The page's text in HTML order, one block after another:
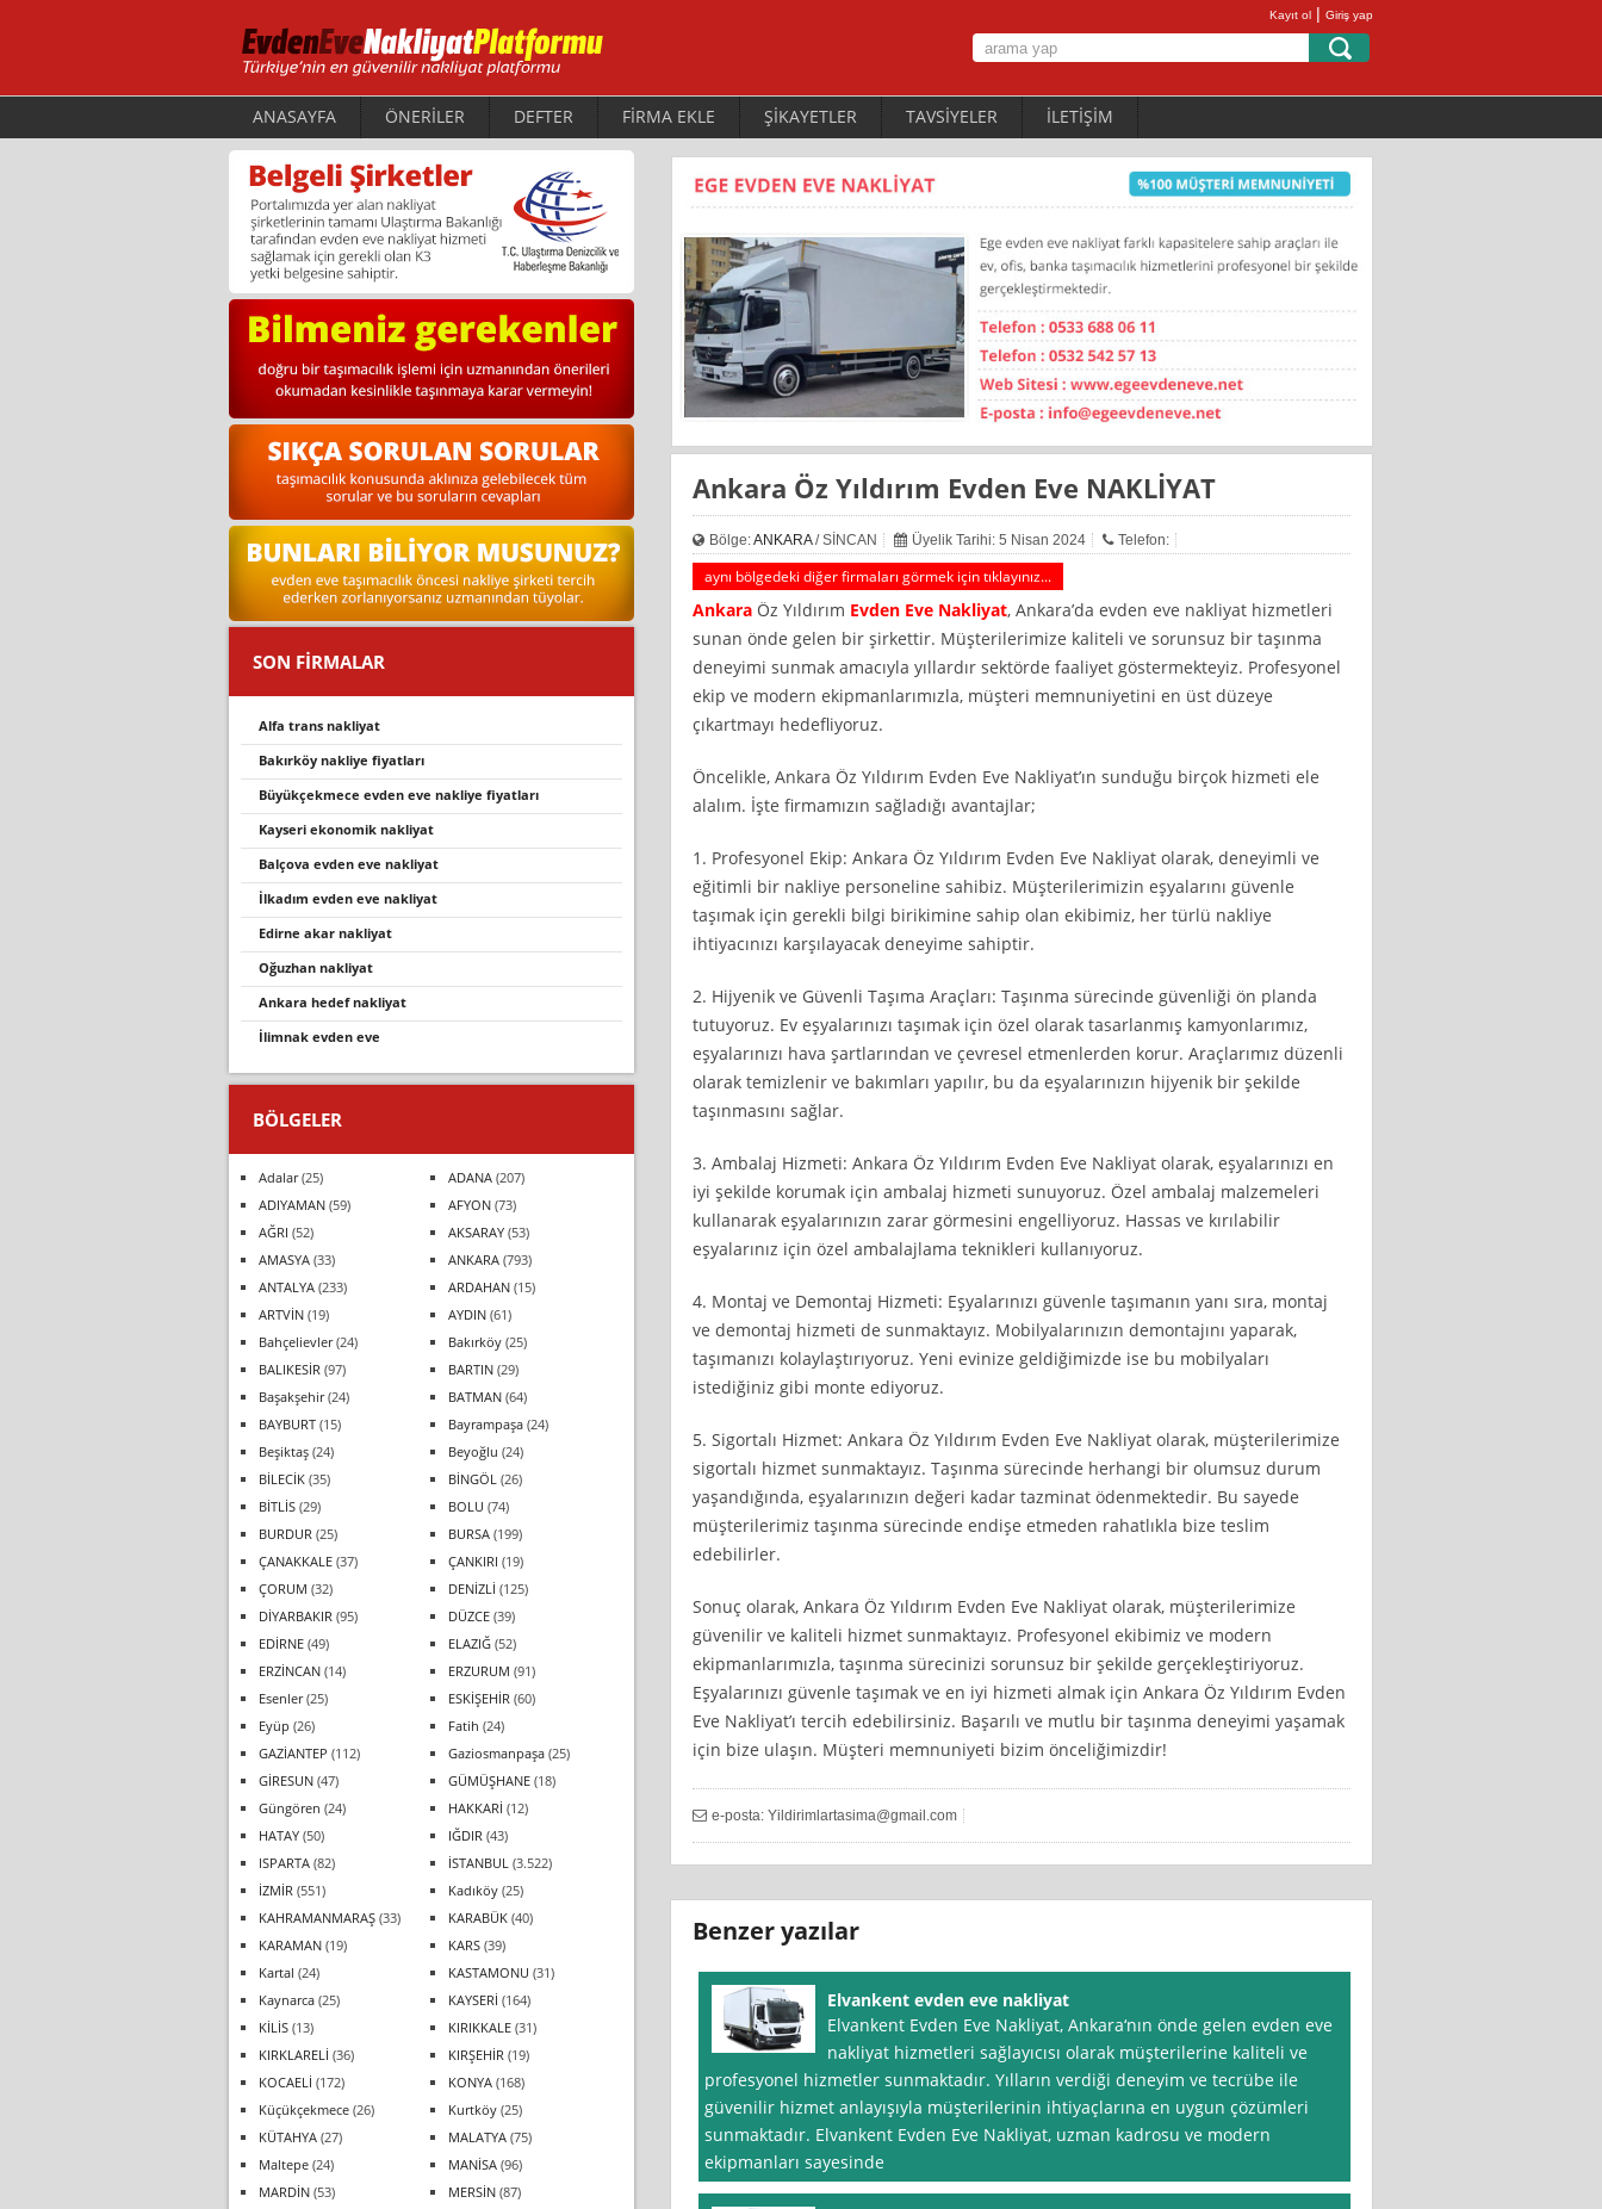
Kayıt ol | Giriş yap
ANASAYFA ÖNERİLER DEFTER FİRMA EKLE ŞİKAYETLER TAVSİYELER İLETİŞİM
Ankara Öz Yıldırım Evden Eve NAKLİYAT
Bölge:ANKARA/ SİNCAN Üyelik Tarihi: 5 Nisan 2024 Telefon:
aynı bölgedeki diğer firmaları görmek için tıklayınız...
AnkaraÖz Yıldırım Evden Eve Nakliyat, Ankara’da evden eve nakliyat hizmetleri
sunan önde gelen bir şirkettir. Müşterilerimize kaliteli ve sorunsuz bir taşınma
deneyimi sunmak amacıyla yıllardır sektörde faaliyet göstermekteyiz. Profesyonel
ekip ve modern ekipmanlarımızla, müşteri memnuniyetini en üst düzeye
çıkartmayı hedefliyoruz.
Öncelikle, Ankara Öz Yıldırım Evden Eve Nakliyat’ın sunduğu birçok hizmeti ele
alalım. İşte firmamızın sağladığı avantajlar;
1. Profesyonel Ekip: Ankara Öz Yıldırım Evden Eve Nakliyat olarak, deneyimli ve
eğitimli bir nakliye personeline sahibiz. Müşterilerimizin eşyalarını güvenle
taşımak için gerekli bilgi birikimine sahip olan ekibimiz, her türlü nakliye
ihtiyacınızı karşılayacak deneyime sahiptir.
2. Hijyenik ve Güvenli Taşıma Araçları: Taşınma sürecinde güvenliği ön planda
tutuyoruz. Ev eşyalarınızı taşımak için özel olarak tasarlanmış kamyonlarımız,
eşyalarınızı hava şartlarından ve çevresel etmenlerden korur. Araçlarımız düzenli
olarak temizlenir ve bakımları yapılır, bu da eşyalarınızın hijyenik bir şekilde
taşınmasını sağlar.
3. Ambalaj Hizmeti: Ankara Öz Yıldırım Evden Eve Nakliyat olarak, eşyalarınızı en
iyi şekilde korumak için ambalaj hizmeti sunuyoruz. Özel ambalaj malzemeleri
kullanarak eşyalarınızın zarar görmesini engelliyoruz. Hassas ve kırılabilir
eşyalarınız için özel ambalajlama teknikleri kullanıyoruz.
4. Montaj ve Demontaj Hizmeti: Eşyalarınızı güvenle taşımanın yanı sıra, montaj
ve demontaj hizmeti de sunmaktayız. Mobilyalarınızın demontajını yaparak,
taşımanızı kolaylaştırıyoruz. Yeni evinize geldiğimizde ise bu mobilyaları
istediğiniz gibi monte ediyoruz.
5. Sigortalı Hizmet: Ankara Öz Yıldırım Evden Eve Nakliyat olarak, müşterilerimize
sigortalı hizmet sunmaktayız. Taşınma sürecinde herhangi bir olumsuz durum
yaşandığında, eşyalarınızın değeri kadar tazminat ödenmektedir. Bu sayede
müşterilerimiz taşınma sürecinde endişe etmeden rahatlıkla bize teslim
edebilirler.
Sonuç olarak, Ankara Öz Yıldırım Evden Eve Nakliyat olarak, müşterilerimize
güvenilir ve kaliteli hizmet sunmaktayız. Profesyonel ekibimiz ve modern
ekipmanlarımızla, taşınma sürecinizi sorunsuz bir şekilde gerçekleştiriyoruz.
Eşyalarınızı güvenle taşımak ve en iyi hizmeti almak için Ankara Öz Yıldırım Evden
Eve Nakliyat’ı tercih edebilirsiniz. Başarılı ve mutlu bir taşınma deneyimi yaşamak
için bize ulaşın. Müşteri memnuniyeti bizim önceliğimizdir!
e-posta: Yildirimlartasima@gmail.com
Benzer yazılar
Elvankent evden eve nakliyat
Elvankent Evden Eve Nakliyat, Ankara‘nın önde gelen evden eve
nakliyat hizmetleri sağlayıcısı olarak müşterilerine kaliteli ve
profesyonel hizmetler sunmaktadır. Yılların verdiği deneyim ve tecrübe ile
güvenilir hizmet anlayışıyla müşterilerinin ihtiyaçlarına en uygun çözümleri
sunmaktadır. Elvankent Evden Eve Nakliyat, uzman kadrosu ve modern
ekipmanları sayesinde
SON FİRMALAR
alfa trans nakli̇yat
bakırköy nakliye fiyatları
büyükçekmece evden eve nakliye fiyatları
kayseri ekonomik nakliyat
balçova evden eve nakliyat
i̇lkadim evden eve nakli̇yat
edirne akar nakliyat
oğuzhan nakliyat
ankara hedef nakliyat
i̇limnak evden eve
BÖLGELER
Adalar(25) ADANA (207)
ADIYAMAN (59) AFYON (73)
AĞRI (52) AKSARAY (53)
AMASYA (33) ANKARA (793)
ANTALYA (233) ARDAHAN (15)
ARTVİN (19) AYDIN (61)
Bahçelievler(24) Bakırköy (25)
BALIKESİR (97) BARTIN (29)
Başakşehir(24) BATMAN (64)
BAYBURT (15) Bayrampaşa (24)
Beşiktaş (24) Beyoğlu (24)
BİLECİK (35) BİNGÖL (26)
BİTLİS (29) BOLU (74)
BURDUR (25) BURSA (199)
ÇANAKKALE (37) ÇANKIRI (19)
ÇORUM (32) DENİZLİ (125)
DİYARBAKIR (95) DÜZCE (39)
EDİRNE (49) ELAZIĞ (52)
ERZİNCAN (14) ERZURUM (91)
Esenler(25) ESKİŞEHİR (60)
Eyüp (26) Fatih (24)
GAZİANTEP (112) Gaziosmanpaşa (25)
GİRESUN (47) GÜMÜŞHANE (18)
Güngören (24) HAKKARİ (12)
HATAY (50) IĞDIR (43)
ISPARTA (82) İSTANBUL (3.522)
İZMİR (551) Kadıköy (25)
KAHRAMANMARAŞ (33) KARABÜK (40)
KARAMAN (19) KARS (39)
Kartal (24) KASTAMONU (31)
Kaynarca (25) KAYSERİ (164)
KİLİS (13) KIRIKKALE (31)
KIRKLARELİ (36) KIRŞEHİR (19)
KOCAELİ (172) KONYA (168)
Küçükçekmece (26) Kurtköy (25)
KÜTAHYA (27) MALATYA (75)
Maltepe (24) MANİSA (96)
MARDİN (53) MERSİN (87)